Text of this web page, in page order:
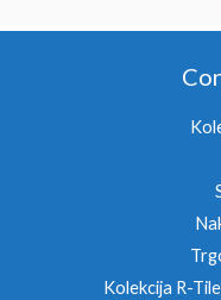
Kolekcija R-